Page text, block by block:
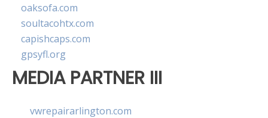
oaksofa.com
soultacohtx.com
capishcaps.com
gpsyfl.org
MEDIA PARTNER III
vwrepairarlington.com